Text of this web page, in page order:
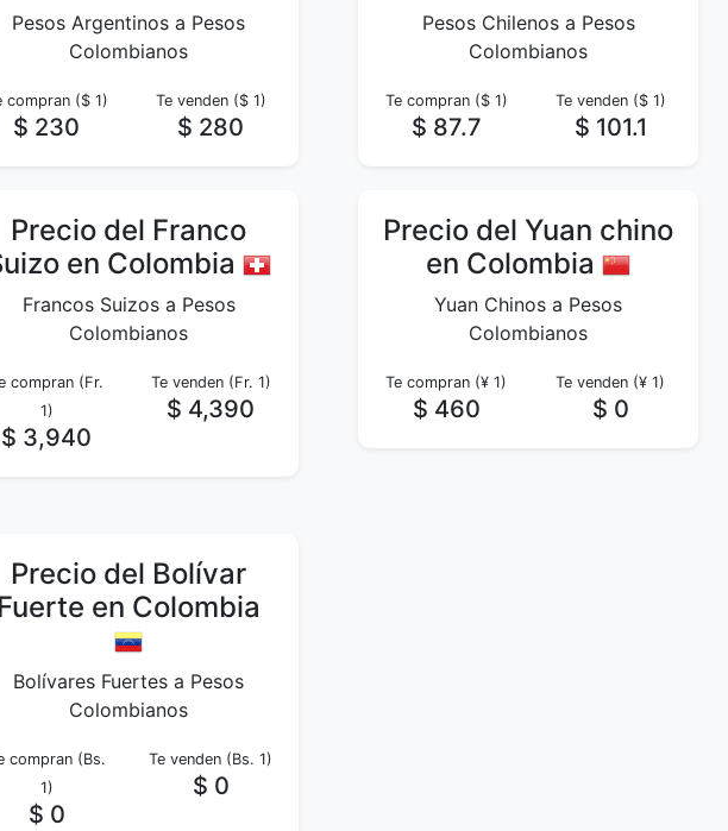
Pesos Argentinos a Pesos
Colombianos
compran ($ 1)
$ 230
Te venden ($ 1)
$ 280
Pesos Chilenos a Pesos
Colombianos
Te compran ($ 1)
$ 87.7
Te venden ($ 1)
$ 101.1
Precio del Franco
en Colombia
Francos Suizos a Pesos
Colombianos
compran (Fr.
1)
$ 3,940
Te venden (Fr. 1)
$ 4,390
Precio del Yuan chino
en Colombia
Yuan Chinos a Pesos
Colombianos
Te compran (¥ 1)
$ 460
Te venden (¥ 1)
$ 0
Precio del Bolívar
Fuerte en Colombia
Bolívares Fuertes a Pesos
Colombianos
compran (Bs.
1)
$ 0
Te venden (Bs. 1)
$ 0